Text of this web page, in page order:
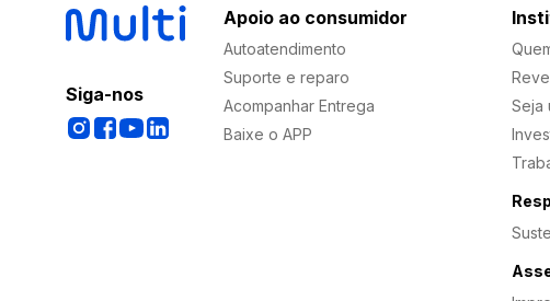
Siga-nos
Apoio ao consumidor
Autoatendimento
Suporte e reparo
Acompanhar Entrega
Baixe o APP
Seja